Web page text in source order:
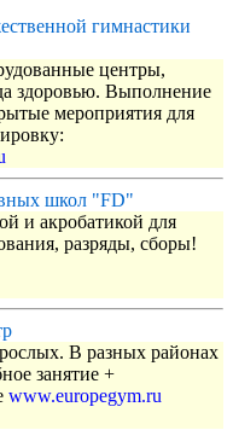
гимнастики
центры,
здоровью. Выполнение
мероприятия для
школ "FD"
и акробатикой для
разряды, сборы!
В разных районах
занятие +
www.europegym.ru